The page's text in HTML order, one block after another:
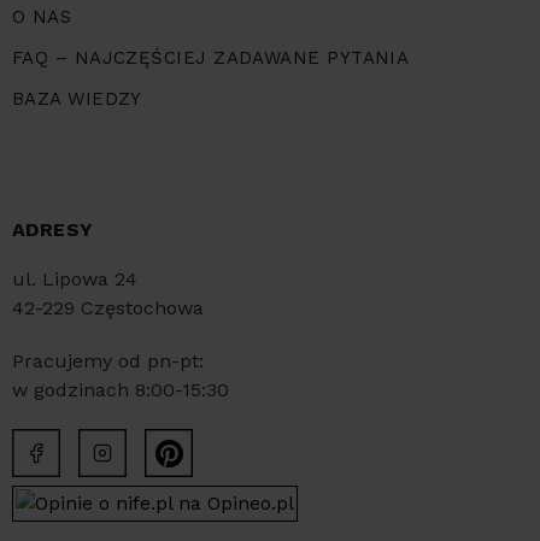
O NAS
FAQ – NAJCZĘŚCIEJ ZADAWANE PYTANIA
BAZA WIEDZY
ADRESY
ul. Lipowa 24
42-229 Częstochowa
Pracujemy od pn-pt:
w godzinach 8:00-15:30